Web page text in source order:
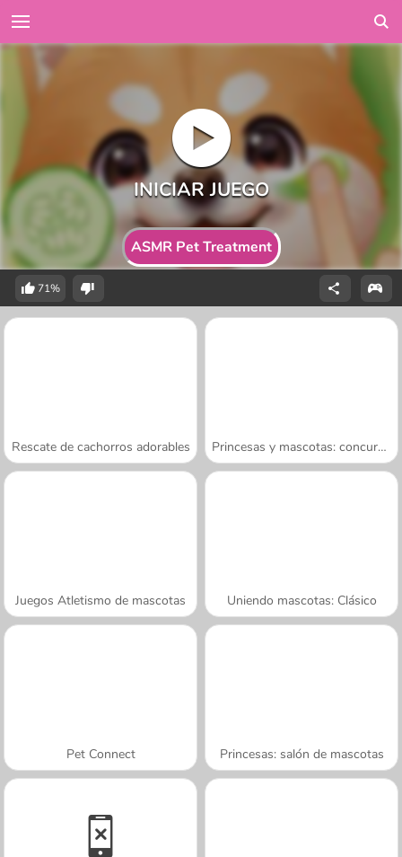
ASMR Pet Treatment
71%
Rescate de cachorros adorables Princesas y mascotas: concurso de foto
Juegos Atletismo de mascotas Uniendo mascotas: Clásico
Pet Connect Princesas: salón de mascotas